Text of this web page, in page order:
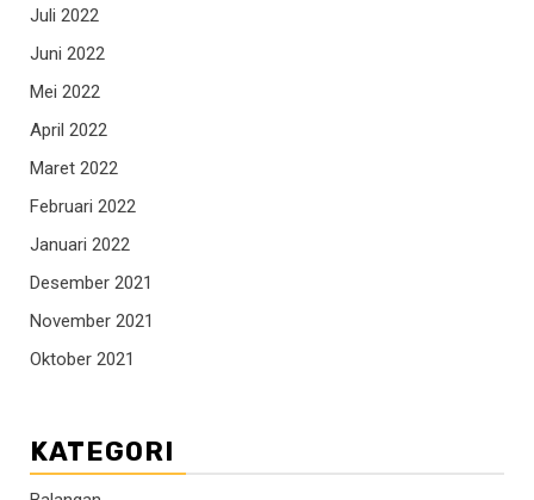
Juli 2022
Juni 2022
Mei 2022
April 2022
Maret 2022
Februari 2022
Januari 2022
Desember 2021
November 2021
Oktober 2021
KATEGORI